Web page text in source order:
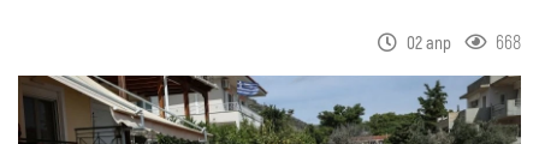
02 апр 668